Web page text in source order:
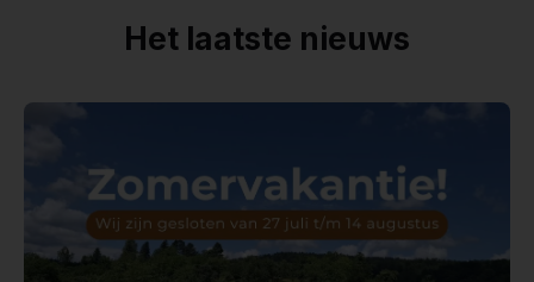
Het laatste nieuws